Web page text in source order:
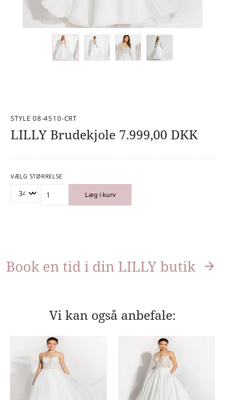
STYLE 08-4510-CRT
LILLY Brudekjole 7.999,00 DKK
VÆLG STØRRELSE
Læg i kurv
Book en tid i din LILLY butik
Vi kan også anbefale: